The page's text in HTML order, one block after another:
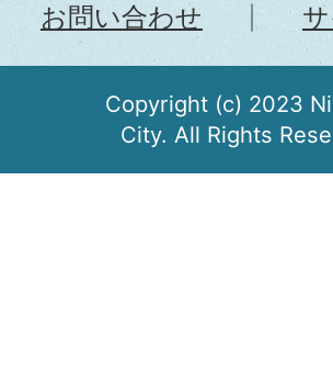
お問い合わせ
Copyright (c) 2023
City. All Rights